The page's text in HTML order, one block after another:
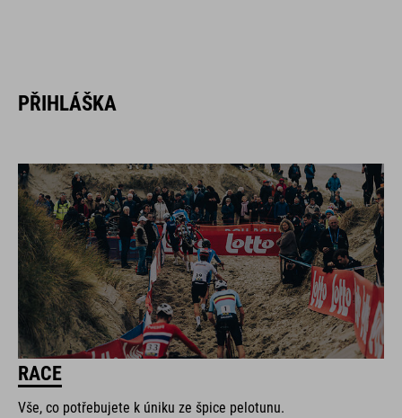
PŘIHLÁŠKA
RACE
Vše, co potřebujete k úniku ze špice pelotunu.